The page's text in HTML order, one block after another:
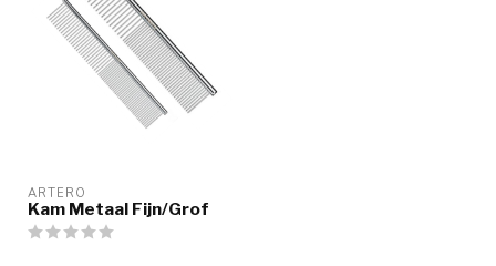
ARTERO
Kam Metaal Fijn/Grof